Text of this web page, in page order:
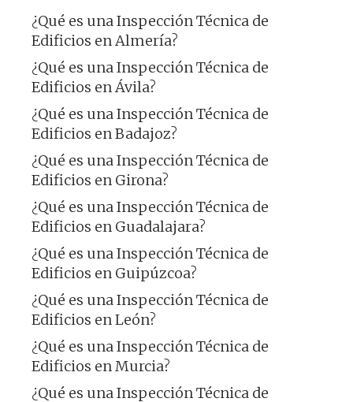
¿Qué es una Inspección Técnica de
Edificios en Almería?
¿Qué es una Inspección Técnica de
Edificios en Ávila?
¿Qué es una Inspección Técnica de
Edificios en Badajoz?
¿Qué es una Inspección Técnica de
Edificios en Girona?
¿Qué es una Inspección Técnica de
Edificios en Guadalajara?
¿Qué es una Inspección Técnica de
Edificios en Guipúzcoa?
¿Qué es una Inspección Técnica de
Edificios en León?
¿Qué es una Inspección Técnica de
Edificios en Murcia?
¿Qué es una Inspección Técnica de